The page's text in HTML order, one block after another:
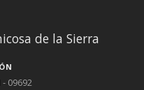
de la Sierra
09692